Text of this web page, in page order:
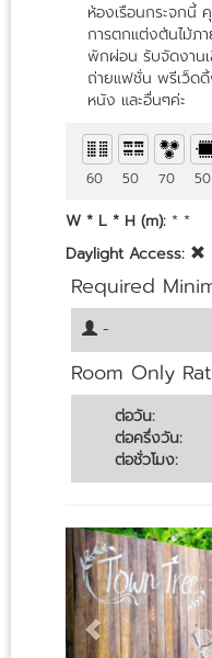
ห้องเรือนกระจกนี้
การตกแต่งต้นไม้ภ
พักผ่อน รับจัดงาน
ถ่ายแฟชั่น พรีเว็ดดิ้
หนัง และอื่นๆค่ะ
60 50 70 50
W * L * H (m): * *
Daylight Access:
Required
-
Room Only
ต่อวัน:
ต่อครึ่งวัน:
ต่อชั่วโมง: